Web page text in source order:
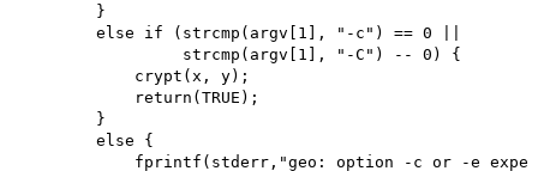
        }
        else if (strcmp(argv[1], "-c") == 0 ||
                 strcmp(argv[1], "-C") -- 0) {
            crypt(x, y);
            return(TRUE);
        }
        else {
fprintf(stderr,"geo: option -c or -e